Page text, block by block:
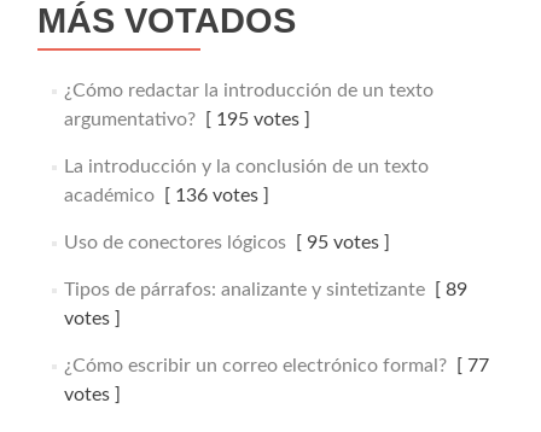
MÁS VOTADOS
¿Cómo redactar la introducción de un texto
argumentativo?[ 195 votes ]
La introducción y la conclusión de un texto
académico[ 136 votes ]
Uso de conectores lógicos[ 95 votes ]
Tipos de párrafos: analizante y sintetizante[ 89
votes ]
¿Cómo escribir un correo electrónico formal?[ 77
votes ]